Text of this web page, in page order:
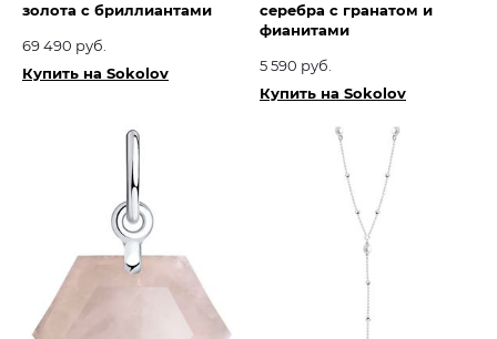
золота с бриллиантами
69 490 руб.
Купить на Sokolov
серебра с гранатом и
фианитами
5 590 руб.
Купить на Sokolov